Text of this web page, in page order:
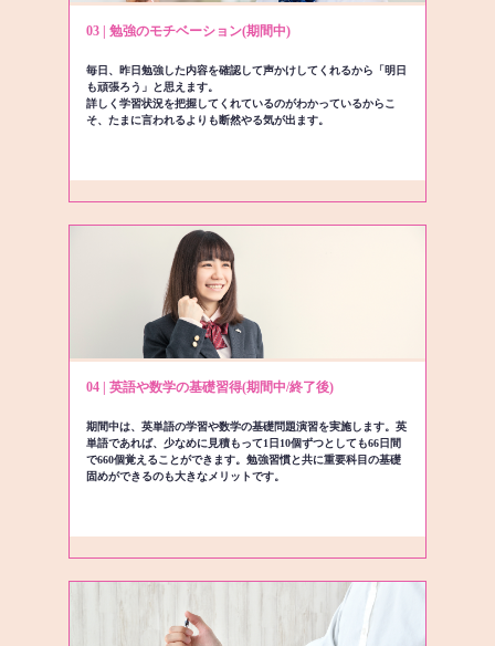
03 | 勉強のモチベーション(期間中)
毎日、昨日勉強した内容を確認して声かけしてくれるから「明日
も頑張ろう」と思えます。
詳しく学習状況を把握してくれているのがわかっているからこ
そ、たまに言われるよりも断然やる気が出ます。
04 | 英語や数学の基礎習得(期間中/終了後)
期間中は、英単語の学習や数学の基礎問題演習を実施します。英
単語であれば、少なめに見積もって1日10個ずつとしても66日間
で660個覚えることができます。勉強習慣と共に重要科目の基礎
固めができるのも大きなメリットです。